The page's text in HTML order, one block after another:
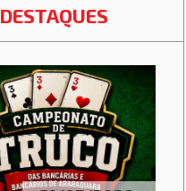
DESTAQUES